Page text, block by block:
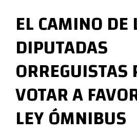
M
e
c
h
a
PERIODISMO
EL CAMINO DE
DIPUTADAS
ORREGUISTAS
VOTAR A
LEY ÓMNIBUS